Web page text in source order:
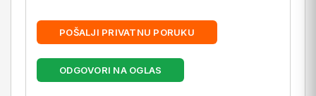
POŠALJI PRIVATNU PORUKU
ODGOVORI NA OGLAS